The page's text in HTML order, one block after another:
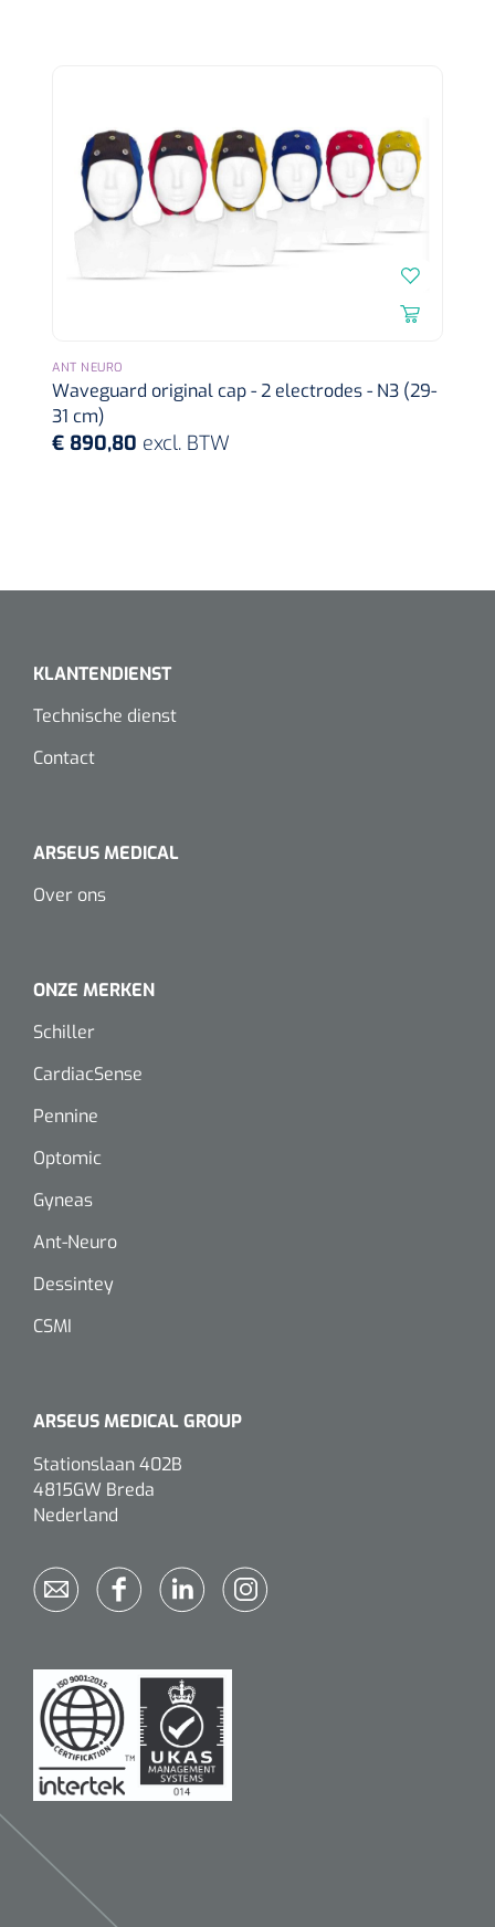
‹ 2 3 4 ›
ANT NEURO
Waveguard original cap - 2 electrodes - N3 (29-
31 cm)
€ 890,80 excl. BTW
KLANTENDIENST
Technische dienst
Contact
ARSEUS MEDICAL
Over ons
ONZE MERKEN
Schiller
CardiacSense
Pennine
Optomic
Gyneas
Ant-Neuro
Dessintey
CSMI
ARSEUS MEDICAL GROUP
Stationslaan 402B
4815GW Breda
Nederland